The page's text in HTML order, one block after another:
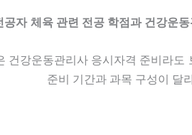
공자 체육 관련 전공 학점과 건강운
건강운동관리사 응시자격 준비라도
준비 기간과 과목 구성이 달